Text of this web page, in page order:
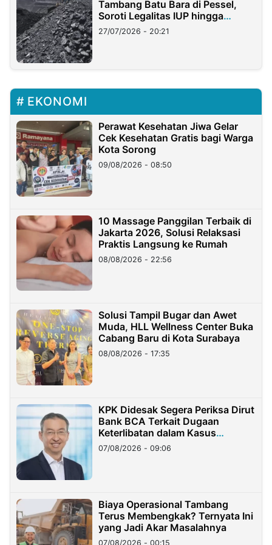
Tambang Batu Bara di Pessel,
Soroti Legalitas IUP hingga
Stockpile
27/07/2026 - 20:21
EKONOMI
Perawat Kesehatan Jiwa Gelar
Cek Kesehatan Gratis bagi Warga
Kota Sorong
09/08/2026 - 08:50
10 Massage Panggilan Terbaik di
Jakarta 2026, Solusi Relaksasi
Praktis Langsung ke Rumah
08/08/2026 - 22:56
Solusi Tampil Bugar dan Awet
Muda, HLL Wellness Center Buka
Cabang Baru di Kota Surabaya
08/08/2026 - 17:35
KPK Didesak Segera Periksa Dirut
Bank BCA Terkait Dugaan
Keterlibatan dalam Kasus
Hilangnya Dana Nasabah Rp2,58
Miliar
07/08/2026 - 09:06
Biaya Operasional Tambang
Terus Membengkak? Ternyata Ini
yang Jadi Akar Masalahnya
07/08/2026 - 00:15